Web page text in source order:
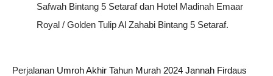
Safwah Bintang 5 Setaraf dan Hotel Madinah Emaar
Royal / Golden Tulip Al Zahabi Bintang 5 Setaraf.
Perjalanan Umroh Akhir Tahun Murah 2024 Jannah Firdaus